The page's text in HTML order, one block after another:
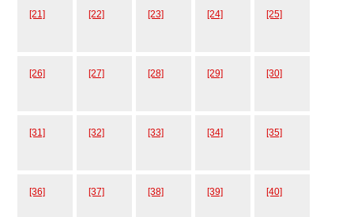
[21] [22] [23] [24] [25]
[26] [27] [28] [29] [30]
[31] [32] [33] [34] [35]
[36] [37] [38] [39] [40]